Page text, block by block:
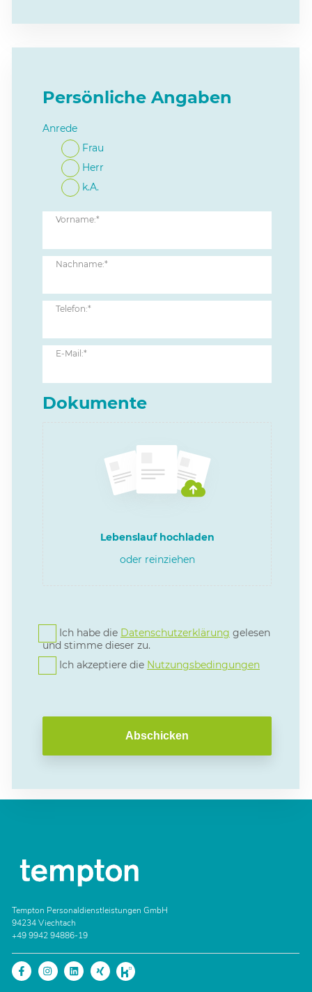
Persönliche Angaben
Anrede
Frau
Herr
k.A.
Vorname:*
Nachname:*
Telefon:*
E-Mail:*
Dokumente
Lebenslauf hochladen
oder reinziehen
Ich habe die Datenschutzerklärung gelesen
und stimme dieser zu.
Ich akzeptiere die Nutzungsbedingungen
Abschicken
Tempton Personaldienstleistungen GmbH
94234 Viechtach
+49 9942 94886-19